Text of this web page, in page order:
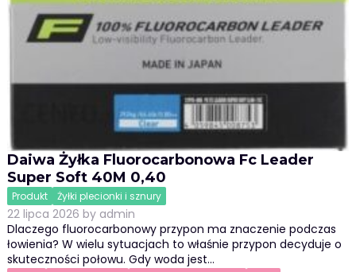
Daiwa Żyłka Fluorocarbonowa Fc Leader
Super Soft 40M 0,40
Produkt Żyłki plecionki i sznury
22 lipca 2026 by admin
Dlaczego fluorocarbonowy przypon ma znaczenie podczas
łowienia? W wielu sytuacjach to właśnie przypon decyduje o
skuteczności połowu. Gdy woda jest…